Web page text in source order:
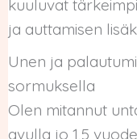
kuuluvat
ja auttamisen
Unen ja
sormuksella
Olen mitannut
avulla jo 1,5